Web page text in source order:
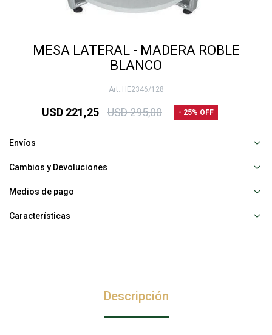
MESA LATERAL - MADERA ROBLE
BLANCO
HE2346/128
USD 221,25 USD295,00 25
Envíos
Cambios y Devoluciones
Medios de pago
Características
Descripción